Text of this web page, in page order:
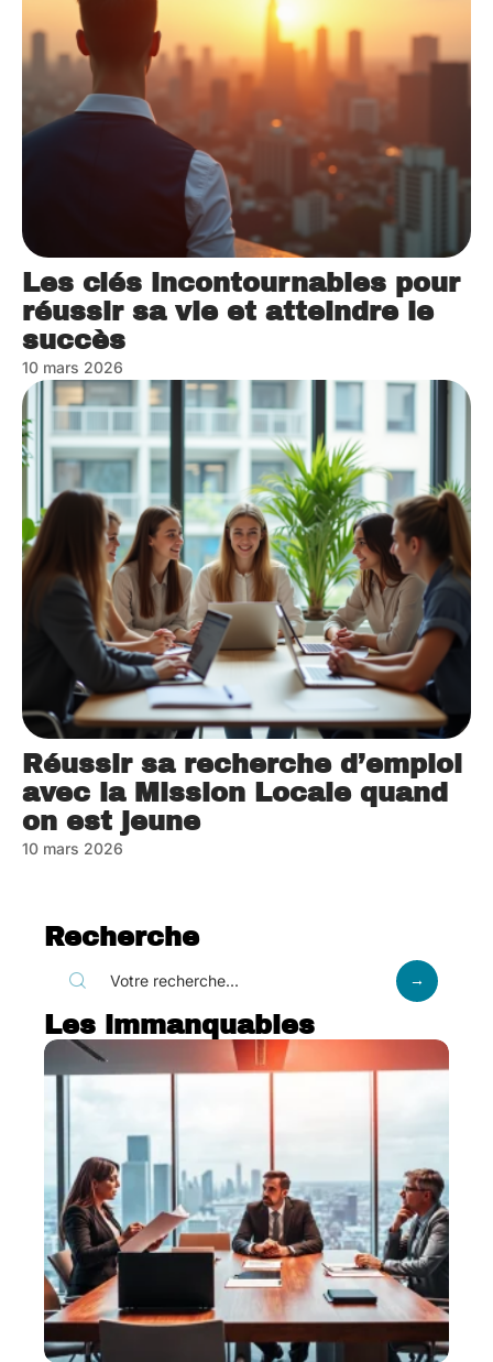
Les clés incontournables pour
réussir sa vie et atteindre le
succès
10 mars 2026
Réussir sa recherche d’emploi
avec la Mission Locale quand
on est jeune
10 mars 2026
Recherche
Les immanquables